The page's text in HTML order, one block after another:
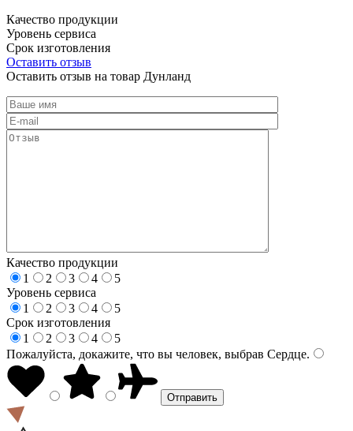
Качество продукции
Уровень сервиса
Срок изготовления
Оставить отзыв
Оставить отзыв на товар Дунланд
Качество продукции
1
2 3 4
5
Уровень сервиса
1
2 3 4
5
Срок изготовления
1
2 3 4
5
Пожалуйста, докажите, что вы человек, выбрав Сердце.